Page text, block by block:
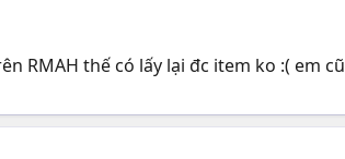
RMAH thế có lấy lại đc item ko :( em